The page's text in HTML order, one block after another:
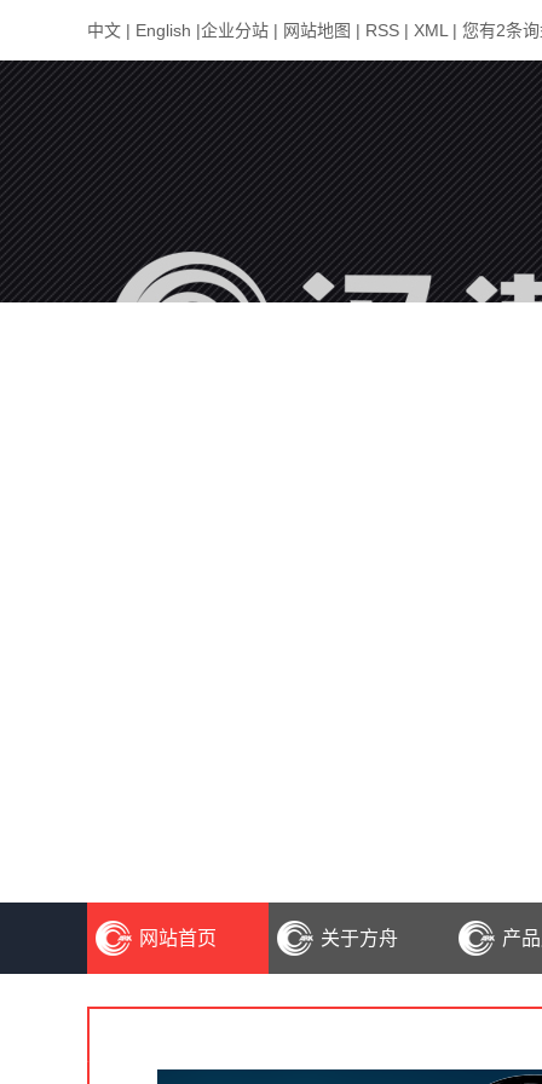
中文 | English |企业分站 | 网站地图 | RSS | XML | 您有2条
网站首页 关于方舟 产